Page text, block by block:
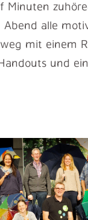
Minuten
Abend alle
mit einem
und